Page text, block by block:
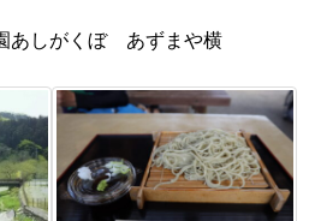
あしがくぼ あずまや横